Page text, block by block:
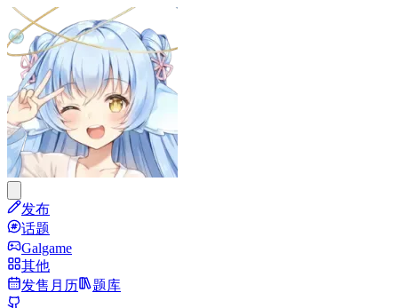
发布
话题
Galgame
其他
发售月历
题库